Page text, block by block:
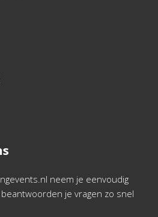
neem je eenvoudig
je vragen zo snel